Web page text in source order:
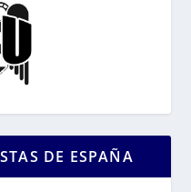
DE ESPAÑA